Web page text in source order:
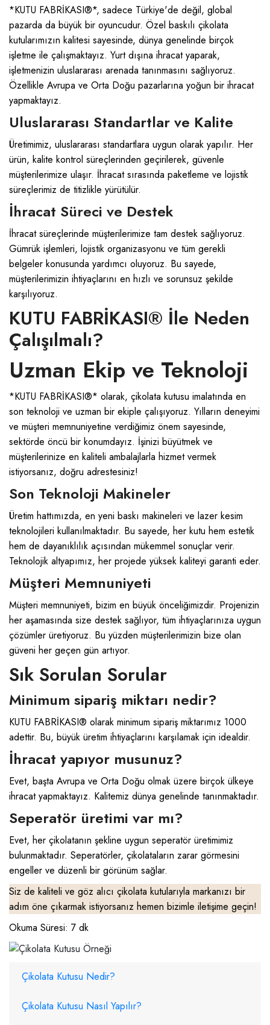
*KUTU FABRİKASI®*, sadece Türkiye'de değil, global
pazarda da büyük bir oyuncudur. Özel baskılı çikolata
kutularımızın kalitesi sayesinde, dünya genelinde birçok
işletme ile çalışmaktayız. Yurt dışına ihracat yaparak,
işletmenizin uluslararası arenada tanınmasını sağlıyoruz.
Özellikle Avrupa ve Orta Doğu pazarlarına yoğun bir ihracat
yapmaktayız.
Uluslararası Standartlar ve Kalite
Üretimimiz, uluslararası standartlara uygun olarak yapılır. Her
ürün, kalite kontrol süreçlerinden geçirilerek, güvenle
müşterilerimize ulaşır. İhracat sırasında paketleme ve lojistik
süreçlerimiz de titizlikle yürütülür.
İhracat Süreci ve Destek
İhracat süreçlerinde müşterilerimize tam destek sağlıyoruz.
Gümrük işlemleri, lojistik organizasyonu ve tüm gerekli
belgeler konusunda yardımcı oluyoruz. Bu sayede,
müşterilerimizin ihtiyaçlarını en hızlı ve sorunsuz şekilde
karşılıyoruz.
KUTU FABRİKASI® İle Neden
Çalışılmalı?
Uzman Ekip ve Teknoloji
*KUTU FABRİKASI®* olarak, çikolata kutusu imalatında en
son teknoloji ve uzman bir ekiple çalışıyoruz. Yılların deneyimi
ve müşteri memnuniyetine verdiğimiz önem sayesinde,
sektörde öncü bir konumdayız. İşinizi büyütmek ve
müşterilerinize en kaliteli ambalajlarla hizmet vermek
istiyorsanız, doğru adrestesiniz!
Son Teknoloji Makineler
Üretim hattımızda, en yeni baskı makineleri ve lazer kesim
teknolojileri kullanılmaktadır. Bu sayede, her kutu hem estetik
hem de dayanıklılık açısından mükemmel sonuçlar verir.
Teknolojik altyapımız, her projede yüksek kaliteyi garanti eder.
Müşteri Memnuniyeti
Müşteri memnuniyeti, bizim en büyük önceliğimizdir. Projenizin
her aşamasında size destek sağlıyor, tüm ihtiyaçlarınıza uygun
çözümler üretiyoruz. Bu yüzden müşterilerimizin bize olan
güveni her geçen gün artıyor.
Sık Sorulan Sorular
Minimum sipariş miktarı nedir?
KUTU FABRİKASI® olarak minimum sipariş miktarımız 1000
adettir. Bu, büyük üretim ihtiyaçlarını karşılamak için idealdir.
İhracat yapıyor musunuz?
Evet, başta Avrupa ve Orta Doğu olmak üzere birçok ülkeye
ihracat yapmaktayız. Kalitemiz dünya genelinde tanınmaktadır.
Seperatör üretimi var mı?
Evet, her çikolatanın şekline uygun seperatör üretimimiz
bulunmaktadır. Seperatörler, çikolataların zarar görmesini
engeller ve düzenli bir görünüm sağlar.
Siz de kaliteli ve göz alıcı çikolata kutularıyla markanızı bir
adım öne çıkarmak istiyorsanız hemen bizimle iletişime geçin!
Okuma Süresi: 7 dk
Çikolata Kutusu Nedir?
Çikolata Kutusu Nasıl Yapılır?